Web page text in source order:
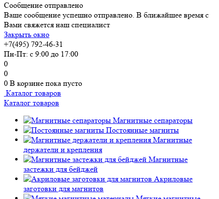
Сообщение отправлено
Ваше сообщение успешно отправлено. В ближайшее время с
Вами свяжется наш специалист
Закрыть окно
+7(495) 792-46-31
Пн-Пт: с 9:00 до 17:00
0
0
0 В корзине пока пусто
Каталог товаров
Каталог товаров
Магнитные сепараторы
Постоянные магниты
Магнитные
держатели и крепления
Магнитные
застежки для бейджей
Акриловые
заготовки для магнитов